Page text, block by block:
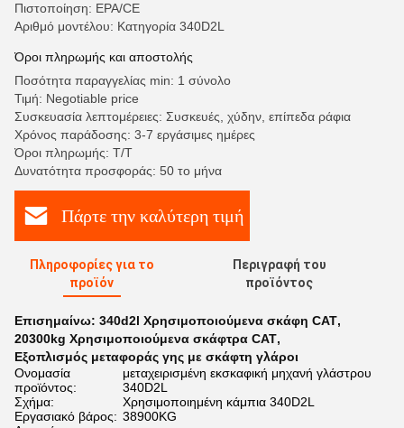
Πιστοποίηση: EPA/CE
Αριθμό μοντέλου: Κατηγορία 340D2L
Όροι πληρωμής και αποστολής
Ποσότητα παραγγελίας min: 1 σύνολο
Τιμή: Negotiable price
Συσκευασία λεπτομέρειες: Συσκευές, χύδην, επίπεδα ράφια
Χρόνος παράδοσης: 3-7 εργάσιμες ημέρες
Όροι πληρωμής: Τ/Τ
Δυνατότητα προσφοράς: 50 το μήνα
Πάρτε την καλύτερη τιμή
Πληροφορίες για το
προϊόν
Περιγραφή του
προϊόντος
Επισημαίνω: 340d2l Χρησιμοποιούμενα σκάφη CAT,
20300kg Χρησιμοποιούμενα σκάφτρα CAT,
Εξοπλισμός μεταφοράς γης με σκάφτη γλάροι
Ονομασία
προϊόντος:
μεταχειρισμένη εκσκαφική μηχανή γλάστρου
340D2L
Σχήμα:
Χρησιμοποιημένη κάμπια 340D2L
Εργασιακό βάρος: 38900KG